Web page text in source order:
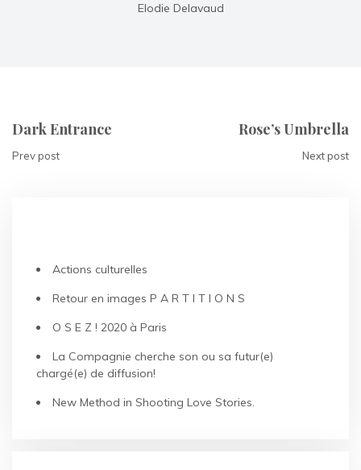
Elodie Delavaud
Dark Entrance
Prev post
Rose’s Umbrella
Next post
Actions culturelles
Retour en images P A R T I T I O N S
O S E Z ! 2020 à Paris
La Compagnie cherche son ou sa futur(e)
chargé(e) de diffusion!
New Method in Shooting Love Stories.